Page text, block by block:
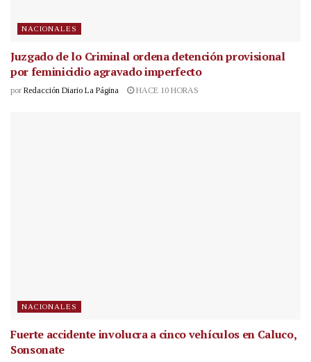
NACIONALES
Juzgado de lo Criminal ordena detención provisional
por feminicidio agravado imperfecto
por Redacción Diario La Página HACE 10 HORAS
NACIONALES
Fuerte accidente involucra a cinco vehículos en Caluco,
Sonsonate